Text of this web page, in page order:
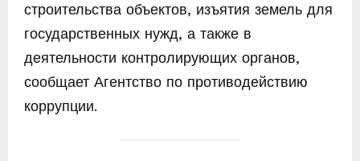
строительства объектов, изъятия земель для
государственных нужд, а также в
деятельности контролирующих органов,
сообщает Агентство по противодействию
коррупции.